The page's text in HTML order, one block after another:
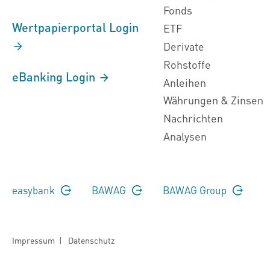
Wertpapierportal Login
eBanking Login
Fonds
ETF
Derivate
Rohstoffe
Anleihen
Währungen & Zinsen
Nachrichten
Analysen
easybank BAWAG BAWAG Group
Impressum | Datenschutz